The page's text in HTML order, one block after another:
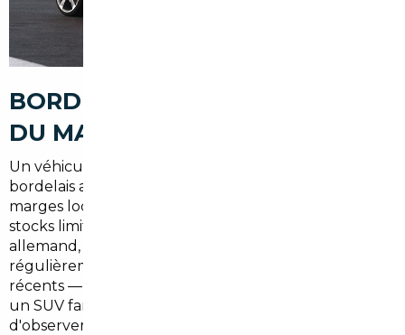
BORDEAUX FACE À LA RÉALITÉ
DU MARCHÉ AUTO EUROPÉEN
Un véhicule vendu chez un concessionnaire
bordelais affiche souvent un tarif gonflé par les
marges locales, les frais de livraison nationaux et les
stocks limités. À modèle équivalent, les marchés
allemand, belge ou espagnol proposent
régulièrement les mêmes véhicules — neufs ou
récents — à des prix significativement inférieurs. Sur
un SUV familial à
d'observer une différence de